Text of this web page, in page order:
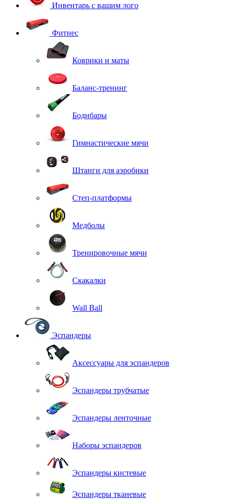
Инвентарь с вашим лого
Фитнес
Коврики и маты
Баланс-тренинг
Бодибары
Гимнастические мячи
Штанги для аэробики
Степ-платформы
Медболы
Тренировочные мячи
Скакалки
Wall Ball
Эспандеры
Аксессуары для эспандеров
Эспандеры трубчатые
Эспандеры ленточные
Наборы эспандеров
Эспандеры кистевые
Эспандеры тканевые